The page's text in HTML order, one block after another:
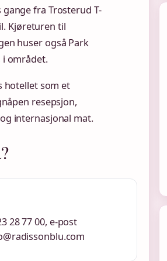
fra Trosterud T-
Kjøreturen til
huser også Park
i området.
som et
resepsjon,
internasjonal mat.
28 77 00, e-post